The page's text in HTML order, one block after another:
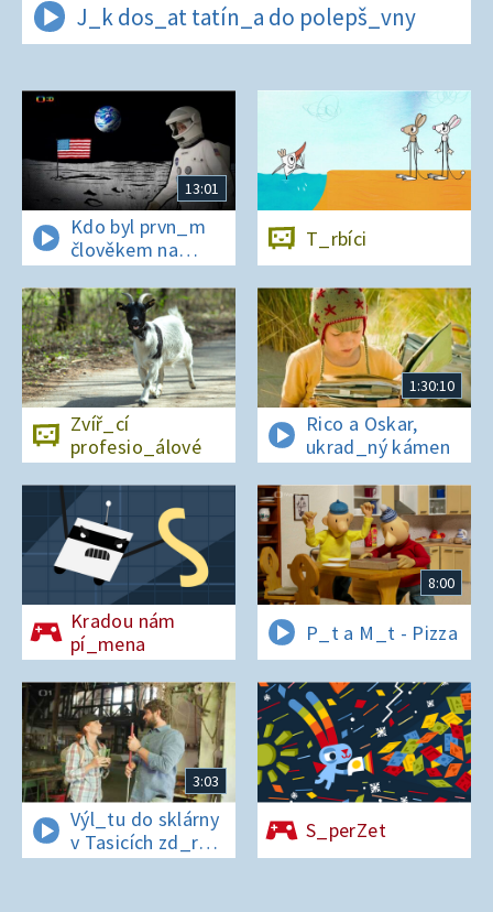
J_k dos_at tatín_a do polepš_vny
13:01
Kdo byl prvn_m
člověkem na
Měs_cí?
T_rbíci
Zvíř_cí
profesio_álové
1:30:10
Rico a Oskar,
ukrad_ný kámen
Kradou nám
pí_mena
8:00
P_t a M_t - Pizza
3:03
Výl_tu do sklárny
v Tasicích zd_r
a Čern_bílovi
S_perZet